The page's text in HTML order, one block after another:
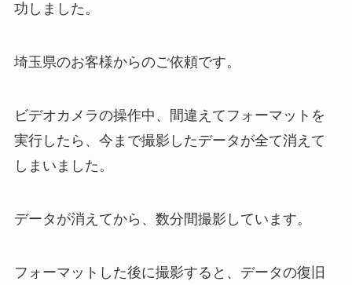
功しました。
埼玉県のお客様からのご依頼です。
ビデオカメラの操作中、間違えてフォーマットを
実行したら、今まで撮影したデータが全て消えて
しまいました。
データが消えてから、数分間撮影しています。
フォーマットした後に撮影すると、データの復旧